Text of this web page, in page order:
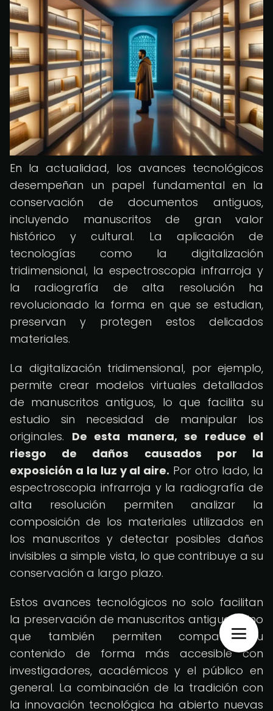
En la actualidad, los avances tecnológicos
desempeñan un papel fundamental en la
conservación de documentos antiguos,
incluyendo manuscritos de gran valor
histórico y cultural. La aplicación de
tecnologías como la digitalización
tridimensional, la espectroscopia infrarroja y
la radiografía de alta resolución ha
revolucionado la forma en que se estudian,
preservan y protegen estos delicados
materiales.
La digitalización tridimensional, por ejemplo,
permite crear modelos virtuales detallados
de manuscritos antiguos, lo que facilita su
estudio sin necesidad de manipular los
originales. De esta manera, se reduce el
riesgo de daños causados por la
exposición a la luz y al aire. Por otro lado, la
espectroscopia infrarroja y la radiografía de
alta resolución permiten analizar la
composición de los materiales utilizados en
los manuscritos y detectar posibles daños
invisibles a simple vista, lo que contribuye a su
conservación a largo plazo.
Estos avances tecnológicos no solo facilitan
la preservación de manuscritos antiguos, sino
que también permiten compartir su
contenido de forma más accesible con
investigadores, académicos y el público en
general. La combinación de la tradición con
la innovación tecnológica ha abierto nuevas